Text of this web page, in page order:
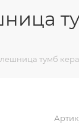
тумб